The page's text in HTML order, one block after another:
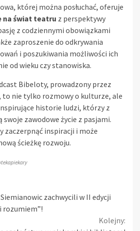
której można posłuchać, oferuje
na świat teatru z perspektywy
z codziennymi obowiązkami
zaproszenie do odkrywania
i poszukiwania możliwości ich
od wieku czy stanowiska.
Bibeloty, prowadzony przez
to nie tylko rozmowy o kulturze, ale
historie ludzi, którzy z
swoje zawodowe życie z pasjami.
zaczerpnąć inspiracji i może
ścieżkę rozwoju.
zachwycili w II edycji
rozumiem”!
Kolejny: